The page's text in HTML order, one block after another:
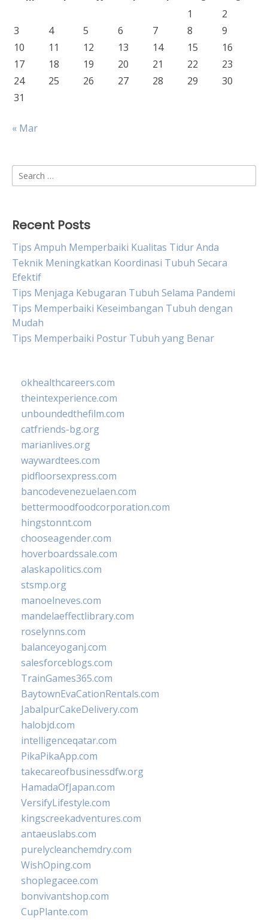
1
2
3
4 5 6 7 8
9
10
11 12 13 14 15
16
17
18 19 20 21 22
23
24
25 26 27 28 29
30
31
« Mar
Search
for:
Recent Posts
Tips Ampuh Memperbaiki Kualitas Tidur Anda
Teknik Meningkatkan Koordinasi Tubuh Secara
Efektif
Tips Menjaga Kebugaran Tubuh Selama Pandemi
Tips Memperbaiki Keseimbangan Tubuh dengan
Mudah
Tips Memperbaiki Postur Tubuh yang Benar
okhealthcareers.com
theintexperience.com
unboundedthefilm.com
catfriends-bg.org
marianlives.org
waywardtees.com
pidfloorsexpress.com
bancodevenezuelaen.com
bettermoodfoodcorporation.com
hingstonnt.com
chooseagender.com
hoverboardssale.com
alaskapolitics.com
stsmp.org
manoelneves.com
mandelaeffectlibrary.com
roselynns.com
balanceyoganj.com
salesforceblogs.com
TrainGames365.com
BaytownEvaCationRentals.com
JabalpurCakeDelivery.com
halobjd.com
intelligenceqatar.com
PikaPikaApp.com
takecareofbusinessdfw.org
HamadaOfJapan.com
VersifyLifestyle.com
kingscreekadventures.com
antaeuslabs.com
purelycleanchemdry.com
WishOping.com
shoplegacee.com
bonvivantshop.com
CupPlante.com